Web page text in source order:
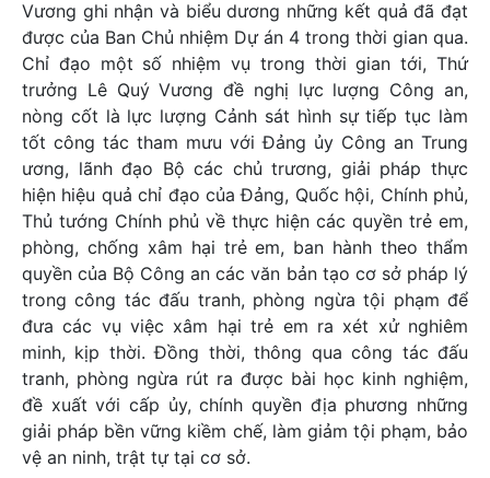
Vương ghi nhận và biểu dương những kết quả đã đạt
được của Ban Chủ nhiệm Dự án 4 trong thời gian qua.
Chỉ đạo một số nhiệm vụ trong thời gian tới, Thứ
trưởng Lê Quý Vương đề nghị lực lượng Công an,
nòng cốt là lực lượng Cảnh sát hình sự tiếp tục làm
tốt công tác tham mưu với Đảng ủy Công an Trung
ương, lãnh đạo Bộ các chủ trương, giải pháp thực
hiện hiệu quả chỉ đạo của Đảng, Quốc hội, Chính phủ,
Thủ tướng Chính phủ về thực hiện các quyền trẻ em,
phòng, chống xâm hại trẻ em, ban hành theo thẩm
quyền của Bộ Công an các văn bản tạo cơ sở pháp lý
trong công tác đấu tranh, phòng ngừa tội phạm để
đưa các vụ việc xâm hại trẻ em ra xét xử nghiêm
minh, kịp thời. Đồng thời, thông qua công tác đấu
tranh, phòng ngừa rút ra được bài học kinh nghiệm,
đề xuất với cấp ủy, chính quyền địa phương những
giải pháp bền vững kiềm chế, làm giảm tội phạm, bảo
vệ an ninh, trật tự tại cơ sở.